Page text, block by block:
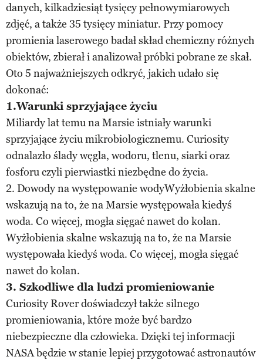
danych, kilkadziesiąt tysięcy pełnowymiarowych
zdjęć, a także 35 tysięcy miniatur. Przy pomocy
promienia laserowego badał skład chemiczny różnych
obiektów, zbierał i analizował próbki pobrane ze skał.
Oto 5 najważniejszych odkryć, jakich udało się
dokonać:
1.Warunki sprzyjające życiu
Miliardy lat temu na Marsie istniały warunki
sprzyjające życiu mikrobiologicznemu. Curiosity
odnalazło ślady węgla, wodoru, tlenu, siarki oraz
fosforu czyli pierwiastki niezbędne do życia.
2. Dowody na występowanie wodyWyżłobienia skalne
wskazują na to, że na Marsie występowała kiedyś
woda. Co więcej, mogła sięgać nawet do kolan.
Wyżłobienia skalne wskazują na to, że na Marsie
występowała kiedyś woda. Co więcej, mogła sięgać
nawet do kolan.
3. Szkodliwe dla ludzi promieniowanie
Curiosity Rover doświadczył także silnego
promieniowania, które może być bardzo
niebezpieczne dla człowieka. Dzięki tej informacji
NASA będzie w stanie lepiej przygotować astronautów